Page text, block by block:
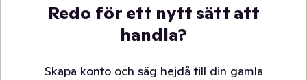
Redo för ett nytt sätt att
handla?
Skapa konto och säg hejdå till din gamla